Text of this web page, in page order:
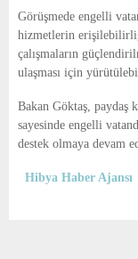
U
Görüşmede engelli
hizmetlerin
çalışmaların
ulaşması için
Bakan Göktaş,
sayesinde engelli
destek olmaya devam
Hibya Haber Ajansı